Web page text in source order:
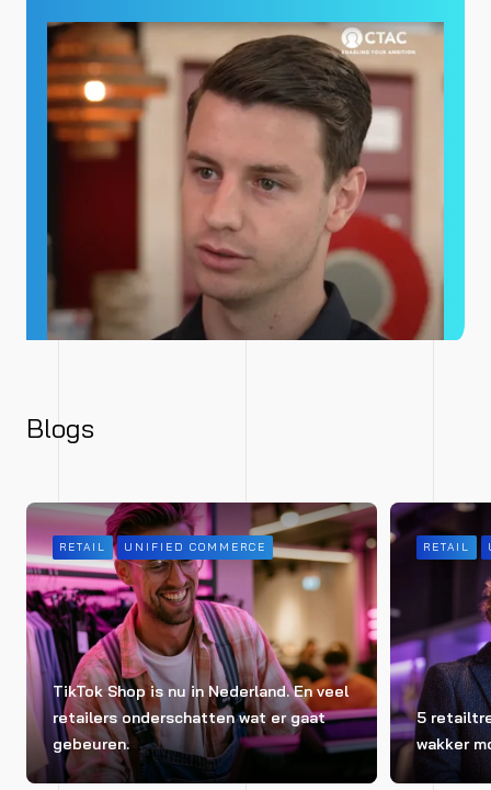
Blogs
RETAIL UNIFIED COMMERCE
TikTok Shop is nu in Nederland. En veel
retailers onderschatten wat er gaat
gebeuren.
RETAIL
5
wakker